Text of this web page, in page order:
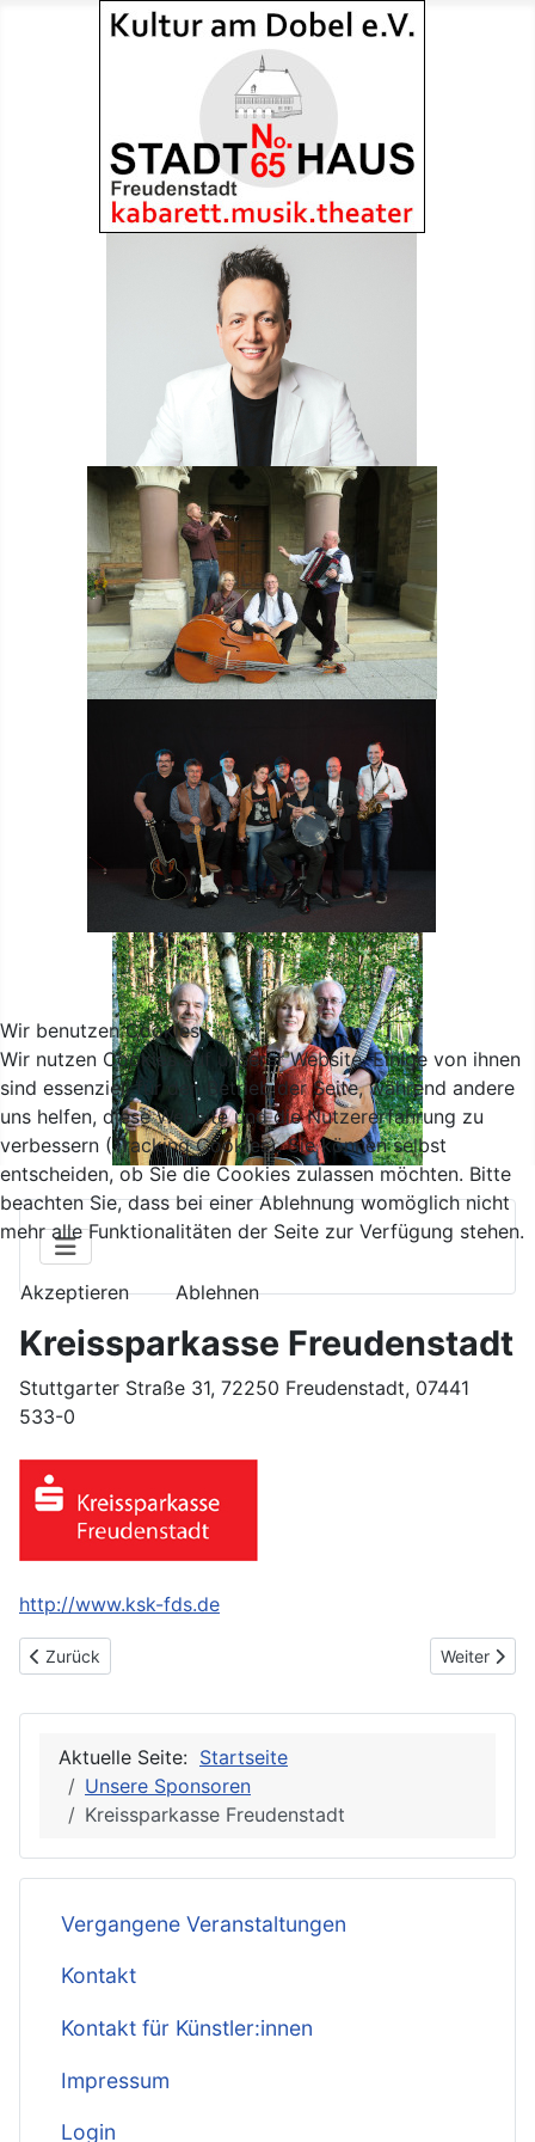
Kreissparkasse Freudenstadt
Stuttgarter Straße 31, 72250 Freudenstadt, 07441
533-0
http://www.ksk-fds.de
Vorheriger Beitrag: Krulikowski Katharina Physiotherapie Praxis
Zurück Nächster
Weiter
Aktuelle Seite: Startseite
Unsere Sponsoren
Kreissparkasse Freudenstadt
Vergangene Veranstaltungen
Kontakt
Kontakt für Künstler:innen
Impressum
Login
Wir benutzen Cookies
Wir nutzen Cookies auf unserer Website. Einige von ihnen
sind essenziell für den Betrieb der Seite, während andere
uns helfen, diese Website und die Nutzererfahrung zu
verbessern (Tracking Cookies). Sie können selbst
entscheiden, ob Sie die Cookies zulassen möchten. Bitte
beachten Sie, dass bei einer Ablehnung womöglich nicht
mehr alle Funktionalitäten der Seite zur Verfügung stehen.
Akzeptieren Ablehnen